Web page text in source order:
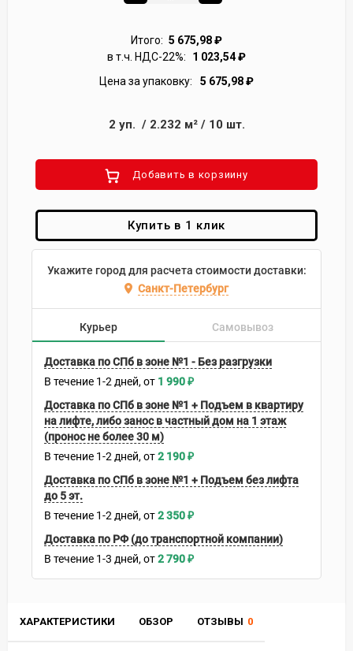
ХАРАКТЕРИСТИКИ ОБЗОР ОТЗЫВЫ 0
Итого: 5 675,98₽
в т.ч. НДС-22%:
1 023,54₽
Цена за упаковку:
5 675,98₽
2 уп. / 2.232 м²/ 10 шт.
Добавить в корзиину
Купить в 1 клик
Укажите город для расчета стоимости доставки:
Санкт-Петербург
Курьер Самовывоз
Доставка по СПб в зоне №1 - Без разгрузки
В течение 1-2 дней 1 990₽
Доставка по СПб в зоне №1 + Подъем в квартиру
на лифте, либо занос в частный дом на 1 этаж
(пронос не более 30 м)
В течение 1-2 дней 2 190₽
Доставка по СПб в зоне №1 + Подъем без лифта
до 5 эт.
В течение 1-2 дней 2 350₽
Доставка по РФ (до транспортной компании)
В течение 1-3 дней 2 790₽